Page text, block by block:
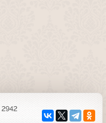
2942